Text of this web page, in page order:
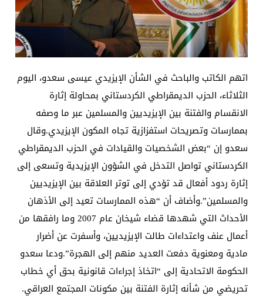
اتهم الكاتب والباحث في الشأن الإيزيدي عيسى سعدو، اليوم
الثلاثاء، الحزب الديمقراطي الكردستاني بمحاولة إثارة
الانقسام والفتنة بين الإيزيديين والمسلمين عبر ما وصفه
بممارسات وتصريحات استفزازية تجاه المكون الإيزيدي.وقال
سعدو إن “بعض الشخصيات والقيادات في الحزب الديمقراطي
الكردستاني تواصل التدخل في الشؤون الإيزيدية وتسعى إلى
إثارة ردود أفعال قد تؤدي إلى توتر العلاقة بين الإيزيديين
والمسلمين”.وأضاف أن “هذه الممارسات تعيد إلى الأذهان
الأحداث التي شهدها قضاء شيخان عام 2007 وما رافقها من
أعمال عنف واعتداءات طالت الإيزيديين، وأسفرت عن أضرار
مادية ومعنوية دفعت العديد منهم إلى الهجرة”.ودعا سعدو
الحكومة الاتحادية إلى “اتخاذ إجراءات قانونية بحق أي خطاب
تحريضي من شأنه إثارة الفتنة بين مكونات المجتمع العراقي.